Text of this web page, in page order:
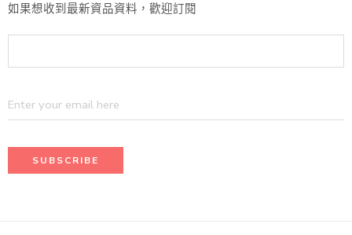
如果想收到最新資品資料，歡迎訂閱